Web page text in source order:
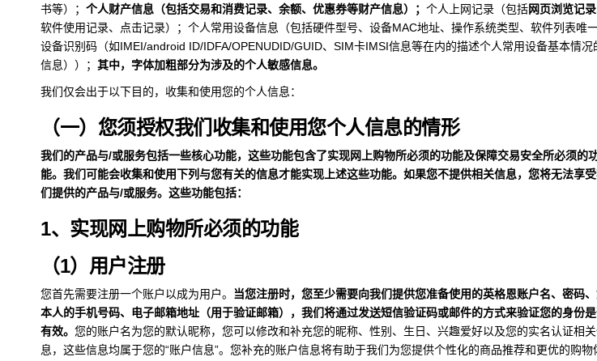
书等）； 个人财产信息（包括交易和消费记录、余额、优惠券等财产信息）； 个人上网记录（包括网页浏览记录
软件使用记录、点击记录）；个人常用设备信息（包括硬件型号、设备MAC地址、操作系统类型、软件列表唯
设备识别码（如IMEI/android ID/IDFA/OPENUDID/GUID、SIM卡IMSI信息等在内的描述个人常用设备基本情况
信息））； 其中，字体加粗部分为涉及的个人敏感信息。
我们仅会出于以下目的，收集和使用您的个人信息：
（一）您须授权我们收集和使用您个人信息的情形
我们的产品与/或服务包括一些核心功能，这些功能包含了实现网上购物所必须的功能及保障交易安全所必须的
能。我们可能会收集和使用下列与您有关的信息才能实现上述这些功能。如果您不提供相关信息，您将无法享
们提供的产品与/或服务。这些功能包括：
1、实现网上购物所必须的功能
（1）用户注册
您首先需要注册一个账户以成为用户。 当您注册时，您至少需要向我们提供您准备使用的英格恩账户名、密码
本人的手机号码、电子邮箱地址（用于验证邮箱），我们将通过发送短信验证码或邮件的方式来验证您的身份
有效。 您的账户名为您的默认昵称，您可以修改和补充您的昵称、性别、生日、兴趣爱好以及您的实名认证相
息，这些信息均属于您的“账户信息”。您补充的账户信息将有助于我们为您提供个性化的商品推荐和更优的购物